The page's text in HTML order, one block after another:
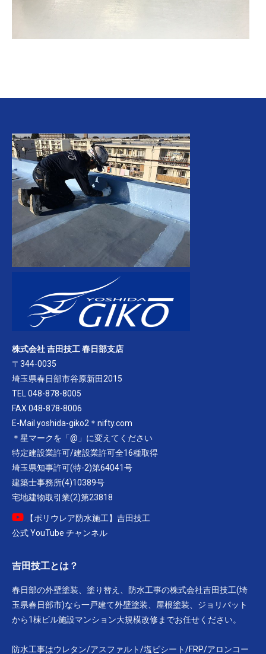
株式会社 吉田技工 春日部支店
〒344-0035
埼玉県春日部市谷原新田2015
TEL 048-878-8005
FAX 048-878-8006
E-Mail yoshida-giko2＊nifty.com
＊星マークを「@」に変えてください
特定建設業許可/建設業許可全16種取得
埼玉県知事許可(特-2)第64041号
建築士事務所(4)10389号
宅地建物取引業(2)第23818
【ポリウレア防水施工】吉田技工
公式 YouTube チャンネル
吉田技工とは？
春日部の外壁塗装、塗り替え、防水工事の株式会社吉田技工(埼
玉県春日部市)なら一戸建て外壁塗装、屋根塗装、ジョリパット
から1棟ビル施設マンション大規模改修までお任せください。
防水工事はウレタン/アスファルト/塩ビシート/FRP/アロンコー